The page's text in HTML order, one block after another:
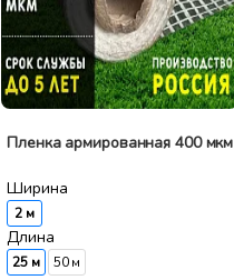
Пленка армированная 400 мкм
Ширина
2 м
Длина
25 м 50 м